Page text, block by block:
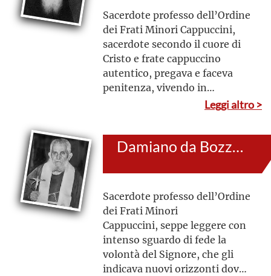
al Tabernacolo.
Sacerdote professo dell’Ordine
dei Frati Minori Cappuccini,
sacerdote secondo il cuore di
Cristo e frate cappuccino
autentico, pregava e faceva
penitenza, vivendo in
pienezza la donazione di sé a
disponibilità, i doni ricevuti dal
Leggi altro >
Damiano da Bozzano (al secolo: Pio Giannotti)
Sacerdote professo dell’Ordine
dei Frati Minori
Cappuccini, seppe leggere con
intenso sguardo di fede la
volontà del Signore, che gli
indicava nuovi orizzonti dove